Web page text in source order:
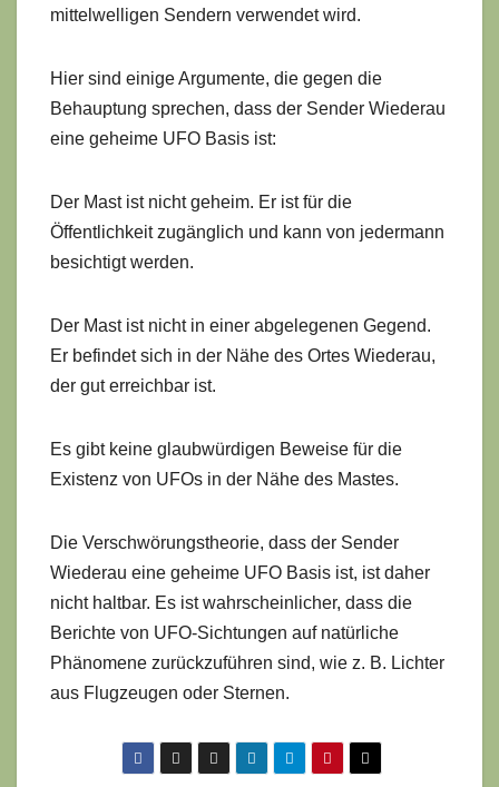
mittelwelligen Sendern verwendet wird.
Hier sind einige Argumente, die gegen die
Behauptung sprechen, dass der Sender Wiederau
eine geheime UFO Basis ist:
Der Mast ist nicht geheim. Er ist für die
Öffentlichkeit zugänglich und kann von jedermann
besichtigt werden.
Der Mast ist nicht in einer abgelegenen Gegend.
Er befindet sich in der Nähe des Ortes Wiederau,
der gut erreichbar ist.
Es gibt keine glaubwürdigen Beweise für die
Existenz von UFOs in der Nähe des Mastes.
Die Verschwörungstheorie, dass der Sender
Wiederau eine geheime UFO Basis ist, ist daher
nicht haltbar. Es ist wahrscheinlicher, dass die
Berichte von UFO-Sichtungen auf natürliche
Phänomene zurückzuführen sind, wie z. B. Lichter
aus Flugzeugen oder Sternen.